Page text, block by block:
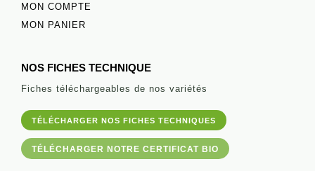
MON COMPTE
MON PANIER
NOS FICHES TECHNIQUE
Fiches téléchargeables de nos variétés
TÉLÉCHARGER NOS FICHES TECHNIQUES
TÉLÉCHARGER NOTRE CERTIFICAT BIO